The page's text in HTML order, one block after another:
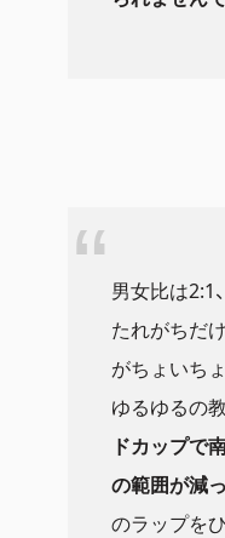
男女比は2:1
たれがちだ
がちょいち
ゆるゆるの
ドカップで
の範囲が減
のラップを